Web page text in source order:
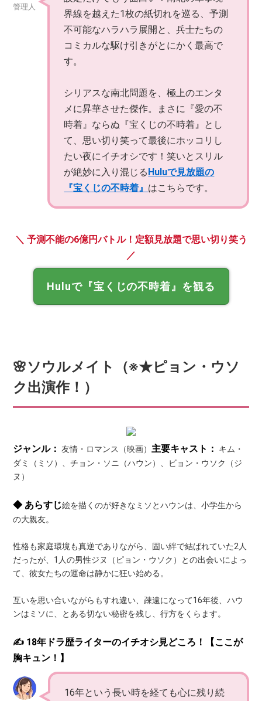
管理人
界線を越えた1枚の紙切れを巡る、予測
不可能なハラハラ展開と、兵士たちの
コミカルな駆け引きがとにかく最高で
す。
シリアスな南北問題を、極上のエンタ
メに昇華させた傑作。まさに『愛の不
時着』ならぬ『宝くじの不時着』とし
て、思い切り笑って最後にホッコリし
たい夜にイチオシです！笑いとスリル
が絶妙に入り混じるHuluで見放題の
『宝くじの不時着』 はこちらです。
＼ 予測不能の6億円バトル！定額見放題で思い切り笑う
／
Huluで『宝くじの不時着』を観る
🌸ソウルメイト（※★ピョン・ウソ
ク出演作！）
ジャンル： 友情・ロマンス（映画） 主要キャスト：
キム・
ダミ（ミソ）、チョン・ソニ（ハウン）、ビョン・ウソク（ジ
ヌ）
◆ あらすじ絵を描くのが好きなミソとハウンは、小学生から
の大親友。
性格も家庭環境も真逆でありながら、固い絆で結ばれていた2人
だったが、1人の男性ジヌ（ピョン・ウソク）との出会いによっ
て、彼女たちの運命は静かに狂い始める。
互いを思い合いながらもすれ違い、疎遠になって16年後、ハウ
ンはミソに、とある切ない秘密を残し、行方をくらます。
✍️ 18年ドラ歴ライターのイチオシ見どころ！【ここが
胸キュン！】
16年という長い時を経ても心に残り続